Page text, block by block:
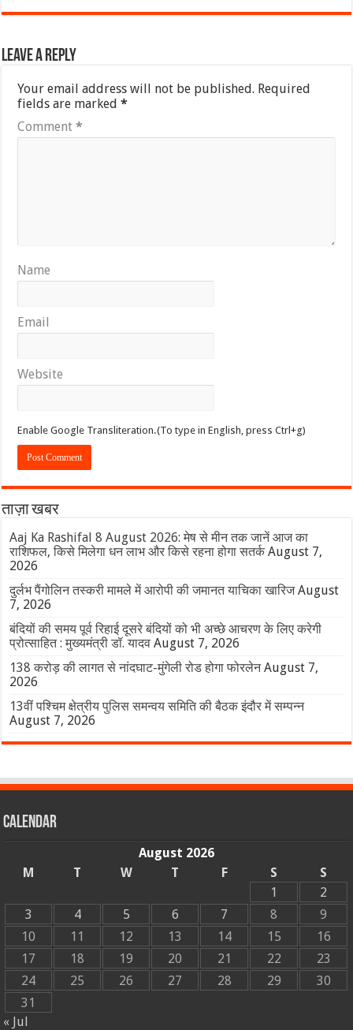
Leave a Reply
Your email address will not be published. Required
fields are marked*
Comment*
Name
Email
Website
Enable Google Transliteration.(To type in English, press Ctrl+g)
ताज़ा खबर
Aaj Ka Rashifal 8 August 2026: मेष से मीन तक जानें आज का
राशिफल, किसे मिलेगा धन लाभ और किसे रहना होगा सतर्क August 7,
2026
दुर्लभ पैंगोलिन तस्करी मामले में आरोपी की जमानत याचिका खारिज August
7, 2026
बंदियों की समय पूर्व रिहाई दूसरे बंदियों को भी अच्छे आचरण के लिए करेगी
प्रोत्साहित : मुख्यमंत्री डॉ. यादव August 7, 2026
138 करोड़ की लागत से नांदघाट-मुंगेली रोड होगा फोरलेन August 7,
2026
13वीं पश्चिम क्षेत्रीय पुलिस समन्वय समिति की बैठक इंदौर में सम्पन्न
August 7, 2026
Calendar
August 2026
M
T W T F S
S
1
2
3
4 5 6 7 8
9
10
11 12 13 14 15
16
17
18 19 20 21 22
23
24
25 26 27 28 29
30
31
« Jul